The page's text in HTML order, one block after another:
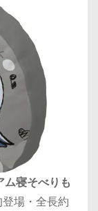
寝そべりも
場・全長約